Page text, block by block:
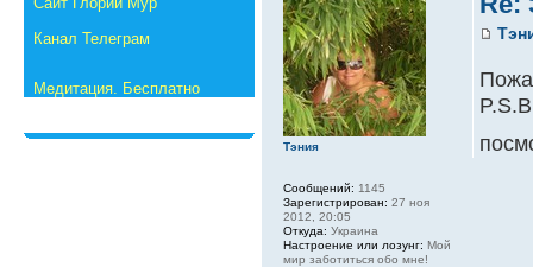
Канал Телеграм
Медитация. Бесплатно
Тэния
Сообщений: 1145
Зарегистрирован: 27 ноя
2012, 20:05
Откуда: Украина
Настроение или лозунг: Мой
мир заботиться обо мне!